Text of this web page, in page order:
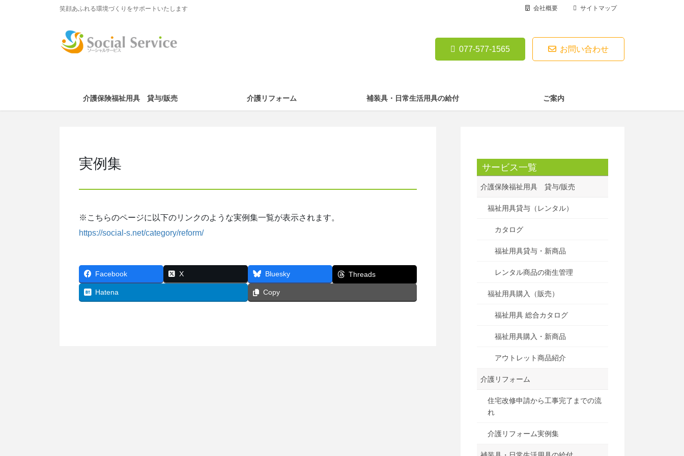
笑顔あふれる環境づくりをサポートいたします 会社概要 サイトマップ
077-577-1565 お問い合わせ
介護保険福祉用具 貸与/販売 介護リフォーム 補装具・日常生活用具の給付 ご案内
実例集
※こちらのページに以下のリンクのような実例集一覧が表示されます。
https://social-s.net/category/reform/
Facebook X Bluesky Threads
Hatena Copy
サービス一覧
介護保険福祉用具 貸与/販売
福祉用具貸与（レンタル）
カタログ
福祉用具貸与・新商品
レンタル商品の衛生管理
福祉用具購入（販売）
福祉用具 総合カタログ
福祉用具購入・新商品
アウトレット商品紹介
介護リフォーム
住宅改修申請から工事完了までの流
れ
介護リフォーム実例集